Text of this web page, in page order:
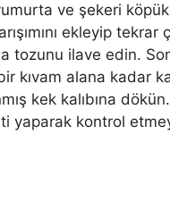
ve şekeri
ekleyip tekrar
tozunu ilave edin.
kıvam alana kadar
kek kalıbına
yaparak kontrol